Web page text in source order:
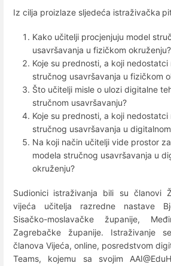
Iz cilja proizlaze sljedeća istraživačka
Kako učitelji procjenjuju model
usavršavanja u fizičkom okruženju?
Koje su prednosti, a koji nedostatci
stručnog usavršavanja u fizičkom
Što učitelji misle o ulozi digitalne
stručnom usavršavanju?
Koje su prednosti, a koji nedostatci
stručnog usavršavanja u
Na koji način učitelji vide prostor
modela stručnog usavršavanja u
okruženju?
Sudionici istraživanja bili su članovi
vijeća učitelja razredne nastave
Sisačko-moslavačke županije,
Zagrebačke županije. Istraživanje
članova Vijeća, online, posredstvom
Teams, kojemu sa svojim